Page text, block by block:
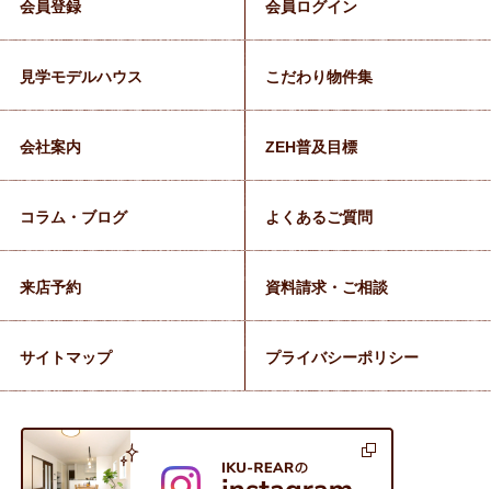
会員登録 会員ログイン
見学モデルハウス こだわり物件集
会社案内 ZEH普及目標
コラム・ブログ よくあるご質問
来店予約 資料請求・ご相談
サイトマップ プライバシーポリシー